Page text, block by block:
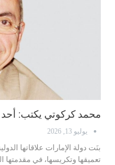
محمد كركوتي يكتب: أحد
يوليو 13, 2026
بنَت دولة الإمارات علاقاتها
تعميقها وتكريسها، في مقدمتها